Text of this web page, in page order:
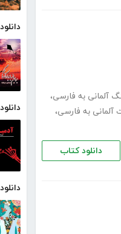
آلمانی به فارسی،
به فارسی،
دانلود کتاب